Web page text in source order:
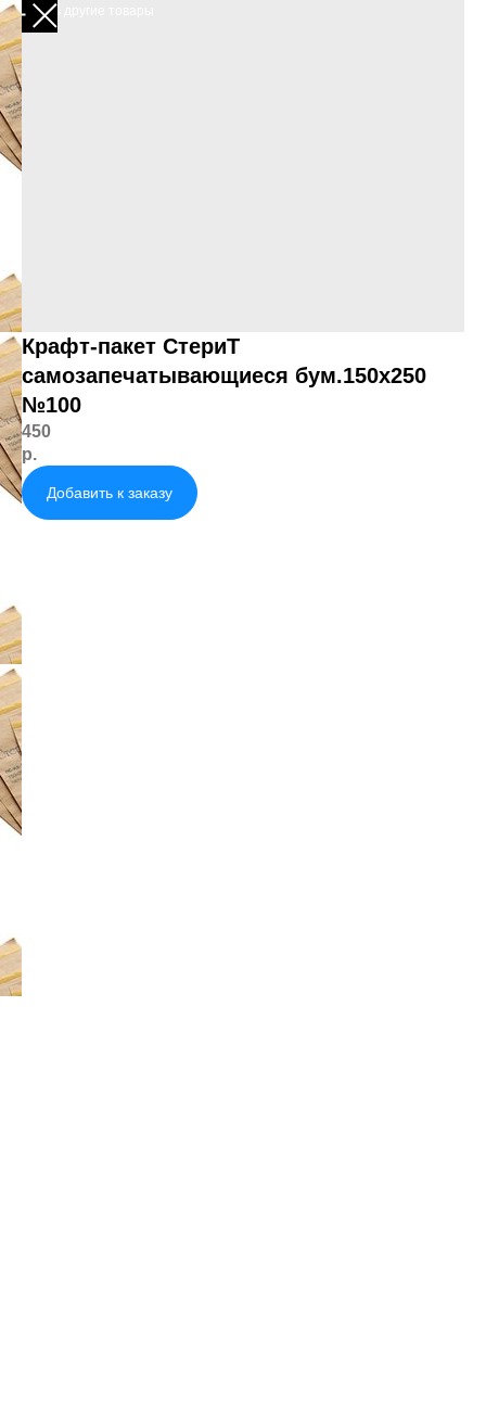
Смотреть другие товары
Крафт-пакет СтериТ
самозапечатывающиеся бум.150х250
№100
450
р.
Добавить к заказу